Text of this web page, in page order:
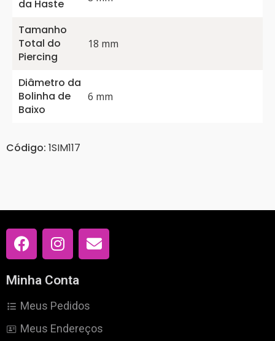
da Haste
Tamanho
Total do
Piercing
18 mm
Diâmetro da
Bolinha de
Baixo
6 mm
Código: 1SIM117
Minha Conta
Meus Pedidos
Meus Endereços